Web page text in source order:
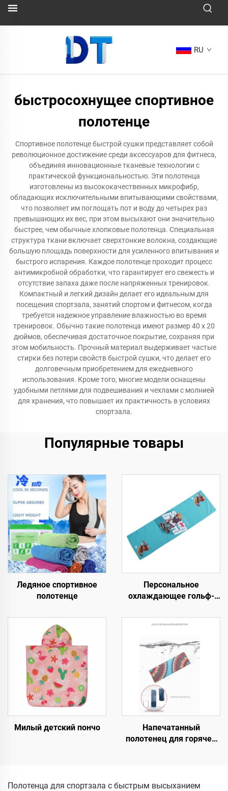
RU
быстросохнущее спортивное
полотенце
Спортивное полотенце быстрой сушки представляет собой
революционное достижение среди аксессуаров для фитнеса,
объединяя инновационные тканевые технологии с
практической функциональностью. Эти полотенца
изготовлены из высококачественных микрофибр,
обладающих исключительными впитывающими свойствами,
что позволяет им поглощать пот и воду до четырех раз
превышающих их вес, при этом высыхают они значительно
быстрее, чем обычные хлопковые полотенца. Специальная
структура ткани включает сверхтонкие волокна, создающие
большую площадь поверхности для усиленного впитывания и
быстрого испарения. Каждое полотенце проходит процесс
антимикробной обработки, что гарантирует его свежесть и
отсутствие запаха даже после напряженных тренировок.
Компактный и легкий дизайн делает его идеальным для
посещения спортзала, занятий спортом и фитнесом, когда
требуется надежное управление влажностью во время
тренировок. Обычно такие полотенца имеют размер 40 x 20
дюймов, обеспечивая достаточное покрытие, сохраняя при
этом мобильность. Прочный материал выдерживает частые
стирки без потери свойств быстрой сушки, что делает его
долговечным приобретением для ежедневного
использования. Кроме того, многие модели оснащены
удобными петлями для подвешивания и чехлами с молнией
для хранения, что повышает их практичность в условиях
спортзала.
Популярные товары
Ледяное спортивное
полотенце
Персональное
охлаждающее гольф-
Милый детский пончо
Напечатанный
полотенец для горячей
Полотенца для спортзала с быстрым высыханием